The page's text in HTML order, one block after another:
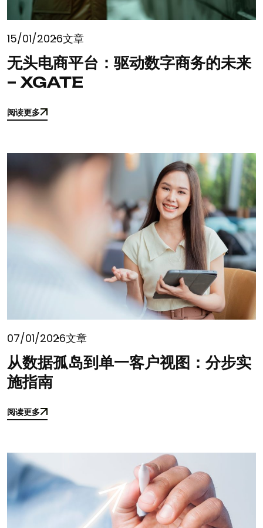
15/01/2026文章
无头电商平台：驱动数字商务的未来
– XGATE
阅读更多
阅读更多
07/01/2026文章
从数据孤岛到单一客户视图：分步实
施指南
阅读更多
阅读更多